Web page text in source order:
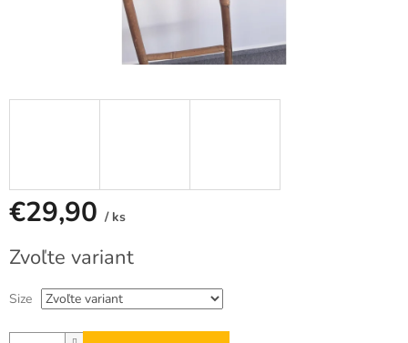
€29,90 / ks
cena:
Zvoľte variant
Size